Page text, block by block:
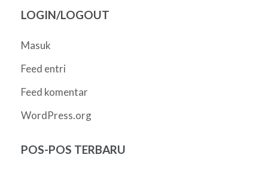
LOGIN/LOGOUT
Masuk
Feed entri
Feed komentar
WordPress.org
POS-POS TERBARU